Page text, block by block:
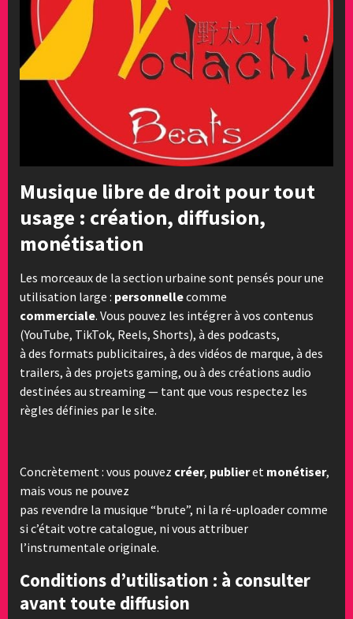
Musique libre de droit pour tout
usage : création, diffusion,
monétisation
Les morceaux de la section urbaine sont pensés pour une
utilisation large : personnellecomme
commerciale. Vous pouvez les intégrer à vos contenus
(YouTube, TikTok, Reels, Shorts), à des podcasts,
à des formats publicitaires, à des vidéos de marque, à des
trailers, à des projets gaming, ou à des créations audio
destinées au streaming — tant que vous respectez les
règles définies par le site.
Concrètement : vous pouvez créer, publieret monétiser,
mais vous ne pouvez
pas revendre la musique “brute”, ni la ré-uploader comme
si c’était votre catalogue, ni vous attribuer
l’instrumentale originale.
Conditions d’utilisation : à consulter
avant toute diffusion